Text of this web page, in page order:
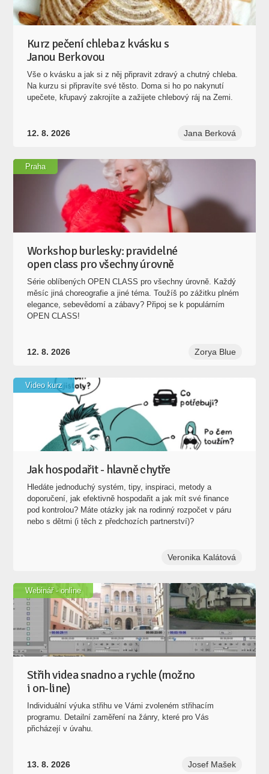
Kurz pečení chleba z kvásku s
Janou Berkovou
Vše o kvásku a jak si z něj připravit zdravý a chutný chleba.
Na kurzu si připravíte své těsto. Doma si ho po nakynutí
upečete, křupavý zakrojíte a zažijete chlebový ráj na Zemi.
12. 8. 2026 Jana Berková
Workshop burlesky: pravidelné
open class pro všechny úrovně
Série oblíbených OPEN CLASS pro všechny úrovně. Každý
měsíc jiná choreografie a jiné téma. Toužíš po zážitku plném
elegance, sebevědomí a zábavy? Připoj se k populárním
OPEN CLASS!
12. 8. 2026 Zorya Blue
Praha
Jak hospodařit - hlavně chytře
Hledáte jednoduchý systém, tipy, inspiraci, metody a
doporučení, jak efektivně hospodařit a jak mít své finance
pod kontrolou? Máte otázky jak na rodinný rozpočet v páru
nebo s dětmi (i těch z předchozích partnerství)?
Veronika Kalátová
Video kurz
Střih videa snadno a rychle (možno
i on-line)
Individuální výuka střihu ve Vámi zvoleném střihacím
programu. Detailní zaměření na žánry, které pro Vás
přicházejí v úvahu.
13. 8. 2026 Josef Mašek
Webinář - online